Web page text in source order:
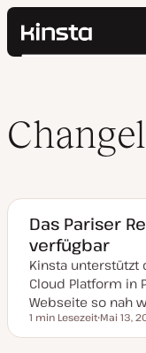
Kinsta®
Ressourcen
Kontakt
Suchen
Das Pariser
verfügbar
Kinsta unterstützt
Cloud Platform in
Webseite so nah
Lesezeit
1 min Lesezeit
a
Mai 13,